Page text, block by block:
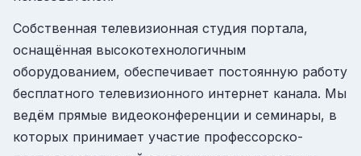
Собственная телевизионная студия портала,
оснащённая высокотехнологичным
оборудованием, обеспечивает постоянную работу
бесплатного телевизионного интернет канала. Мы
ведём прямые видеоконференции и семинары, в
которых принимает участие профессорско-